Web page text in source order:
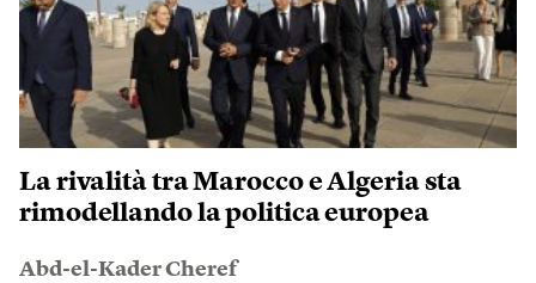
La rivalità tra Marocco e Algeria sta
rimodellando la politica europea
Abd-el-Kader Cheref